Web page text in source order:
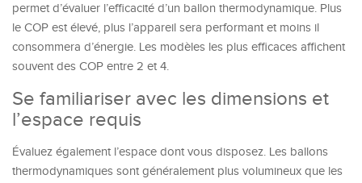
permet d’évaluer l’efficacité d’un ballon thermodynamique. Plus
le COP est élevé, plus l’appareil sera performant et moins il
consommera d’énergie. Les modèles les plus efficaces affichent
souvent des COP entre 2 et 4.
Se familiariser avec les dimensions et
l’espace requis
Évaluez également l’espace dont vous disposez. Les ballons
thermodynamiques sont généralement plus volumineux que les